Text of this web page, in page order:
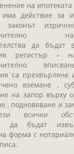
на ипотеката
действие за
законът
да бъдат
регистър –
са прехвърляне
вземане ,
на запор върху
, подновяване и
всички
да бъдат
форма с